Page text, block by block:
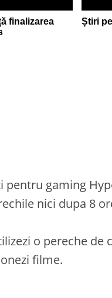
finalizarea
Știri
pentru gaming
nici dupa 8
o pereche de
filme.